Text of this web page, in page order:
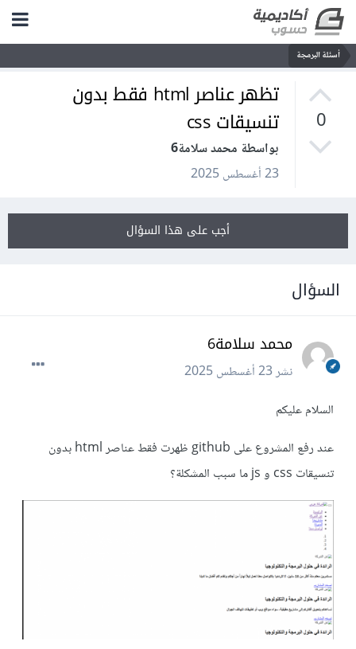
أسئلة البرمجة
0
تظهر عناصر html فقط بدون
تنسيقات css
بواسطة محمد سلامة6
23 أغسطس 2025
أجب على هذا السؤال
السؤال
محمد سلامة6
نشر23 أغسطس 2025
السلام عليكم
عند رفع المشروع على github ظهرت فقط عناصر html بدون
تنسيقات css و js ما سبب المشكلة؟